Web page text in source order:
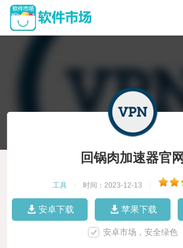
回锅肉加速器官网
工具 时间：2023-12-13
安卓下载 苹果下载
安卓市场，安全绿色